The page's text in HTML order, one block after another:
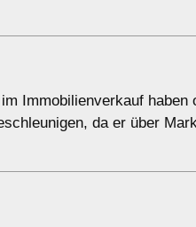
Immobilienverkauf
da er über